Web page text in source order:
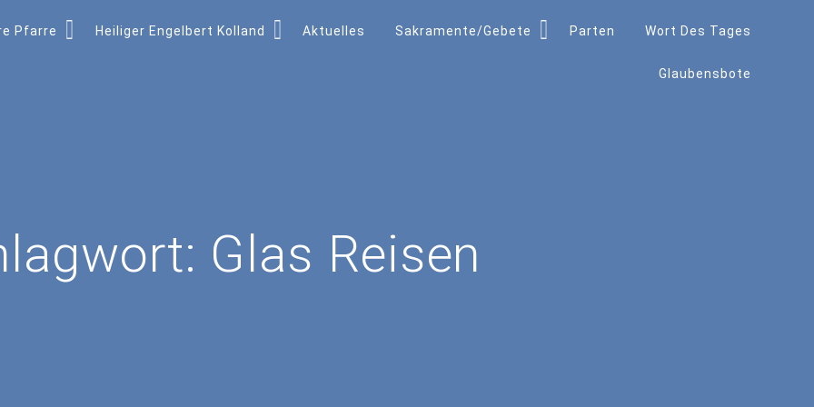
Pfarre Heiliger Engelbert Kolland Aktuelles Sakramente/Gebete Parten Wort Des Tages
Glaubensbote
Glas Reisen